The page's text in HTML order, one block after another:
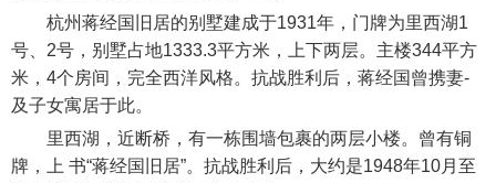
杭州蒋经国旧居的别墅建成于1931年，门牌为里西湖1
号、2号，别墅占地1333.3平方米，上下两层。主楼344平方
米，4个房间，完全西洋风格。抗战胜利后，蒋经国曾携妻-
及子女寓居于此。
里西湖，近断桥，有一栋围墙包裹的两层小楼。曾有铜
牌，上 书“蒋经国旧居”。抗战胜利后，大约是1948年10月至